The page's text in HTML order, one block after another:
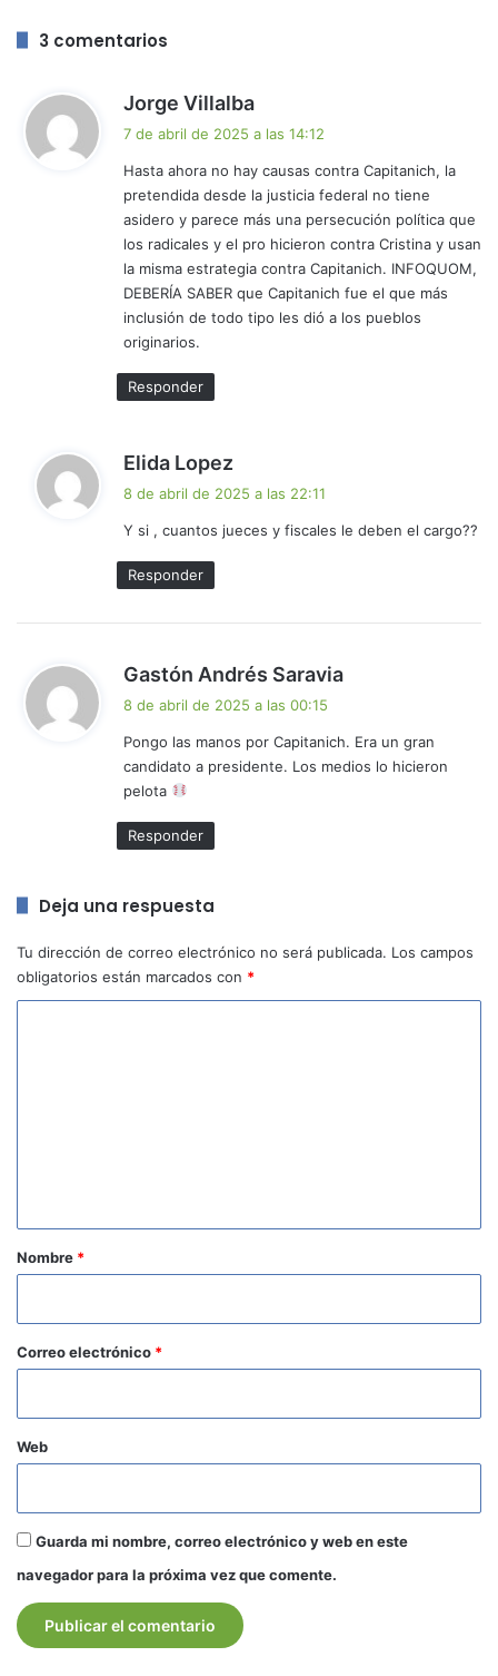
3 comentarios
Jorge Villalba
e
:
7 de abril de 2025 a las 14:12
Hasta ahora no hay causas contra Capitanich, la
pretendida desde la justicia federal no tiene
asidero y parece más una persecución política que
los radicales y el pro hicieron contra Cristina y usan
la misma estrategia contra Capitanich. INFOQUOM,
DEBERÍA SABER que Capitanich fue el que más
inclusión de todo tipo les dió a los pueblos
originarios.
Responder
Elida Lopez
e
8 de abril de 2025 a las 22:11
Y si , cuantos jueces y fiscales le deben el cargo??
Responder
Gastón Andrés Saravia
e
:
8 de abril de 2025 a las 00:15
Pongo las manos por Capitanich. Era un gran
candidato a presidente. Los medios lo hicieron
pelota
Responder
Deja una respuesta
Tu dirección de correo electrónico no será publicada. Los campos
obligatorios están marcados con *
r
*
Nombre *
Correo electrónico *
Web
Guarda mi nombre, correo electrónico y web en este
navegador para la próxima vez que comente.